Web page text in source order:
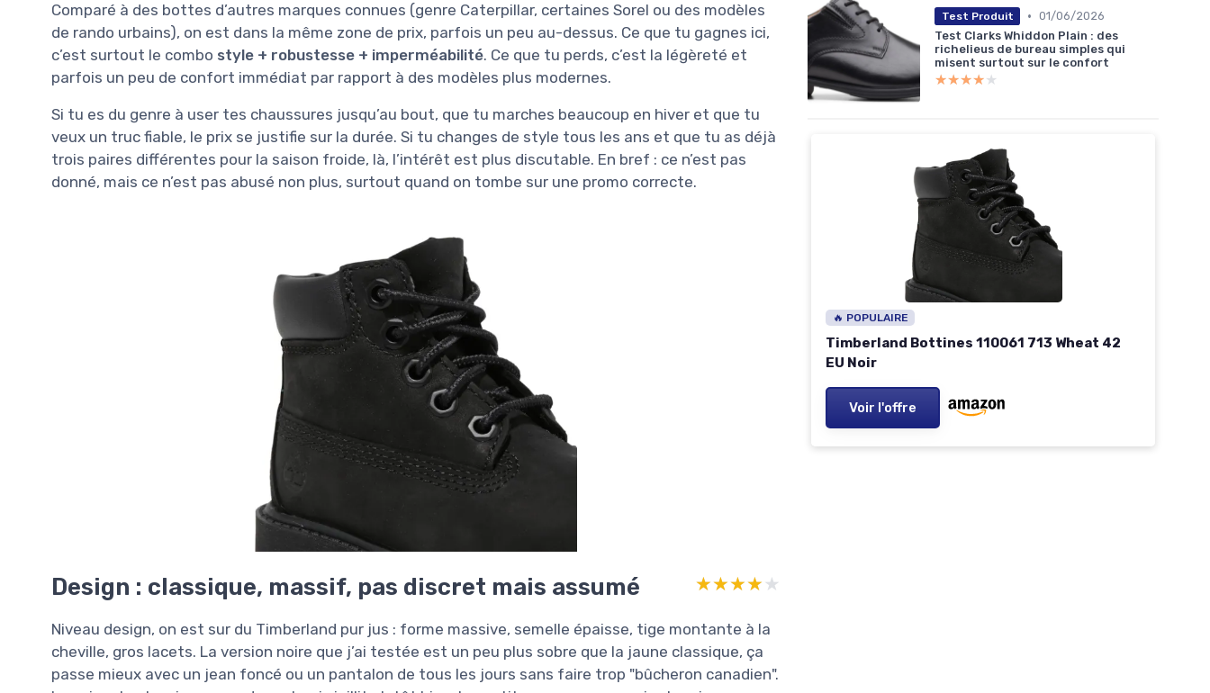
Comparé à des bottes d’autres marques connues (genre Caterpillar, certaines Sorel ou des modèles
de rando urbains), on est dans la même zone de prix, parfois un peu au-dessus. Ce que tu gagnes ici,
c’est surtout le combo style + robustesse + imperméabilité. Ce que tu perds, c’est la légèreté et
parfois un peu de confort immédiat par rapport à des modèles plus modernes.
Si tu es du genre à user tes chaussures jusqu’au bout, que tu marches beaucoup en hiver et que tu
veux un truc fiable, le prix se justifie sur la durée. Si tu changes de style tous les ans et que tu as déjà
trois paires différentes pour la saison froide, là, l’intérêt est plus discutable. En bref : ce n’est pas
donné, mais ce n’est pas abusé non plus, surtout quand on tombe sur une promo correcte.
Design : classique, massif, pas discret mais assumé ★★★★★
★★★★★
Niveau design, on est sur du Timberland pur jus : forme massive, semelle épaisse, tige montante à la
cheville, gros lacets. La version noire que j’ai testée est un peu plus sobre que la jaune classique, ça
passe mieux avec un jean foncé ou un pantalon de tous les jours sans faire trop "bûcheron canadien".
Test Produit • 01/06/2026
Test Clarks Whiddon Plain : des
richelieus de bureau simples qui
misent surtout sur le confort
★★★★★
★★★★★
🔥 POPULAIRE
Timberland Bottines 110061 713 Wheat 42
EU Noir
Voir l'offre